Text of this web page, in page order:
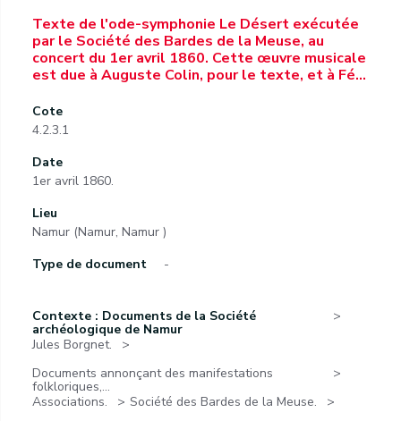
Texte de l'ode-symphonie Le Désert exécutée
par le Société des Bardes de la Meuse, au
concert du 1er avril 1860. Cette œuvre musicale
est due à Auguste Colin, pour le texte, et à Fé…
Cote
4.2.3.1
Date
1er avril 1860.
Lieu
Namur (Namur, Namur )
Type de document
-
Contexte : Documents de la Société
archéologique de Namur
Jules Borgnet.
Documents annonçant des manifestations
folkloriques,...
Associations.
Société des Bardes de la Meuse.